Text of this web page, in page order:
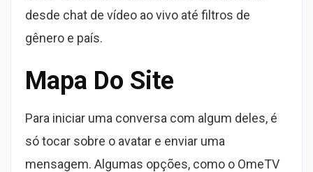
desde chat de vídeo ao vivo até filtros de
gênero e país.
Mapa Do Site
Para iniciar uma conversa com algum deles, é
só tocar sobre o avatar e enviar uma
mensagem. Algumas opções, como o OmeTV